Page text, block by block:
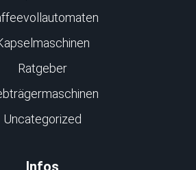
Ratgeber
Uncategorized
Infos